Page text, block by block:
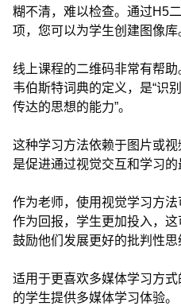
糊不清，难以检查。通过H5
项，您可以为学生创建图像库
线上课程的二维码非常有帮助
韦伯斯特词典的定义，是“识
传达的思想的能力”。
这种学习方法依赖于图片或
是促进通过视觉交互和学习的
作为老师，使用视觉学习方法
作为回报，学生更加投入，
鼓励他们发展更好的批判性思
适用于更喜欢多媒体学习方
的学生提供多媒体学习体验。